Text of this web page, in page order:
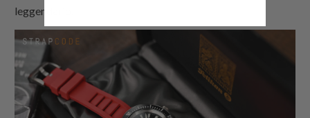
leggendario.